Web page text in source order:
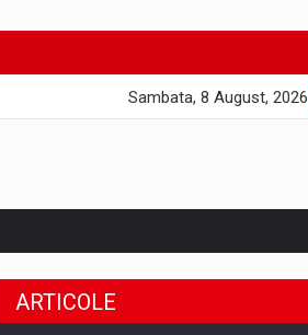
Sambata, 8 August, 2026
ARTICOLE